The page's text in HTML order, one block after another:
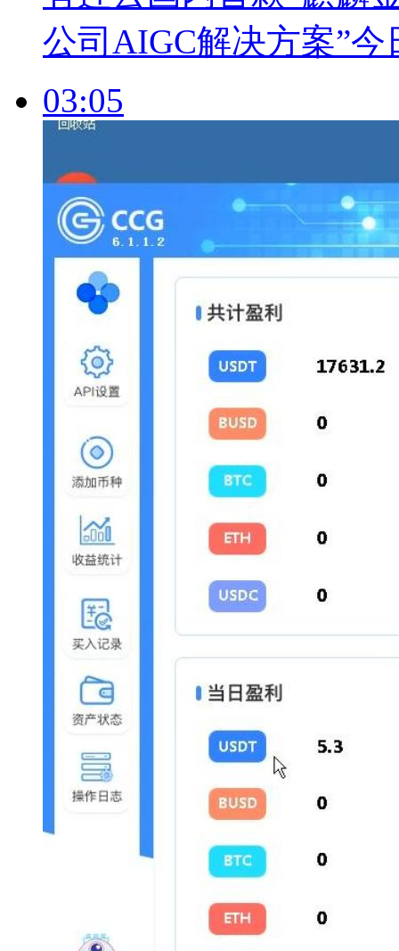
公司AIGC解决方案”今
03:05